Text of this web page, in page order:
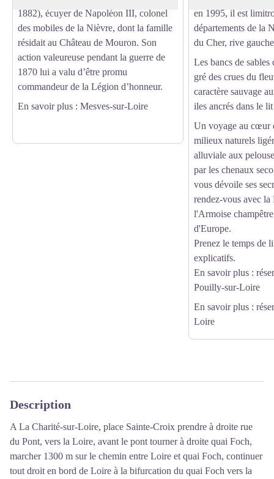
1882), écuyer de Napoléon III, colonel
des mobiles de la Nièvre, dont la famille
résidait au Château de Mouron. Son
action valeureuse pendant la guerre de
1870 lui a valu d’être promu
commandeur de la Légion d’honneur.
En savoir plus : Mesves-sur-Loire
en 1995, il est
départements de la
du Cher, rive
Les bancs de sables
gré des crues du
caractère sauvage
iles ancrés dans le
Un voyage au cœur
milieux naturels
alluviale aux
par les chenaux
vous dévoile ses
rendez-vous avec
l'Armoise
d'Europe.
Prenez le temps de
explicatifs.
En savoir plus :
Pouilly-sur-Loire
En savoir plus :
Loire
Description
A La Charité-sur-Loire, place Sainte-Croix prendre à droite rue
du Pont, vers la Loire, avant le pont tourner à droite quai Foch,
marcher 1300 m sur le chemin entre Loire et quai Foch, continuer
tout droit en bord de Loire à la bifurcation du quai Foch vers la